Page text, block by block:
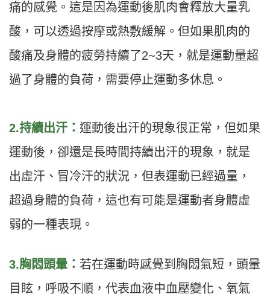
痛的感覺。這是因為運動後肌肉會釋放大量乳
酸，可以透過按摩或熱敷緩解。但如果肌肉的
酸痛及身體的疲勞持續了2~3天，就是運動量超
過了身體的負荷，需要停止運動多休息。
2.持續出汗 ： 運動後出汗的現象很正常，但如果
運動後，卻還是長時間持續出汗的現象，就是
出虛汗、冒冷汗的狀況，但表運動已經過量，
超過身體的負荷，這也有可能是運動者身體虛
弱的一種表現。
3.胸悶頭暈： 若在運動時感覺到胸悶氣短，頭暈
目眩，呼吸不順，代表血液中血壓變化、氧氣